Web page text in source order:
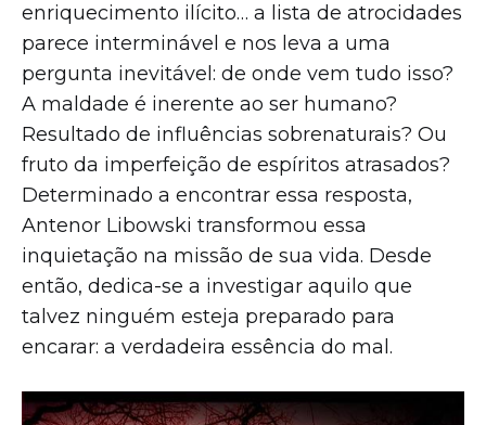
enriquecimento ilícito… a lista de atrocidades
parece interminável e nos leva a uma
pergunta inevitável: de onde vem tudo isso?
A maldade é inerente ao ser humano?
Resultado de influências sobrenaturais? Ou
fruto da imperfeição de espíritos atrasados?
Determinado a encontrar essa resposta,
Antenor Libowski transformou essa
inquietação na missão de sua vida. Desde
então, dedica-se a investigar aquilo que
talvez ninguém esteja preparado para
encarar: a verdadeira essência do mal.